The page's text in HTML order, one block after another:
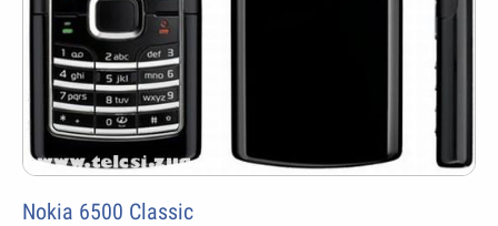
Nokia 6500 Classic